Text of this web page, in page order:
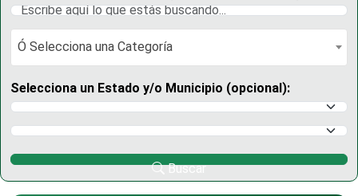
Ó Selecciona una Categoría
Ó Selecciona una Categoría
Selecciona un Estado y/o Municipio (opcional):
Selecciona un Estado
Selecciona un Municipio
Buscar